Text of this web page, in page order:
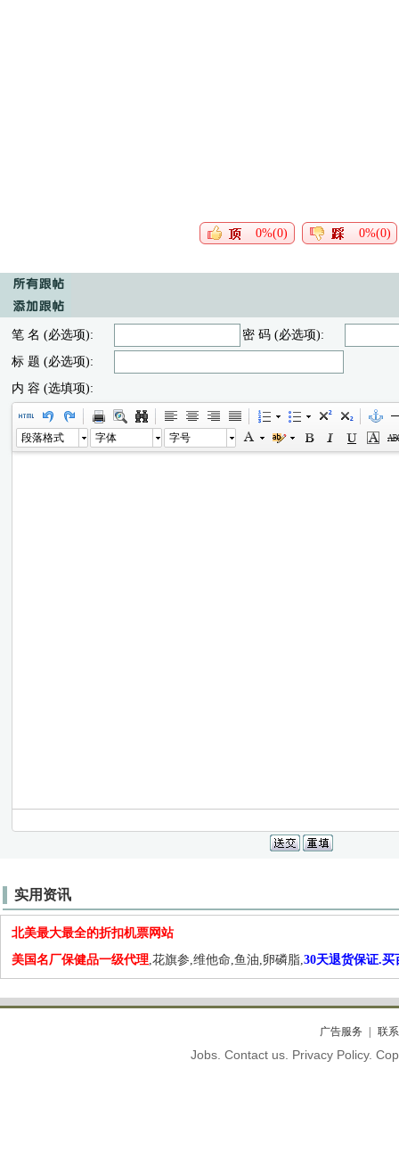
0%(0) 0%(0)
笔 名 (必选项):
密 码 (必选项):
标 题 (必选项):
内 容 (选填项):
段落格式 字体 字号
实用资讯
北美最大最全的折扣机票网站
美国名厂保健品一级代理,花旗参,维他命,鱼油,卵磷脂,30天退货保证.买
广告服务 联
Jobs. Contact us. Privacy Policy.